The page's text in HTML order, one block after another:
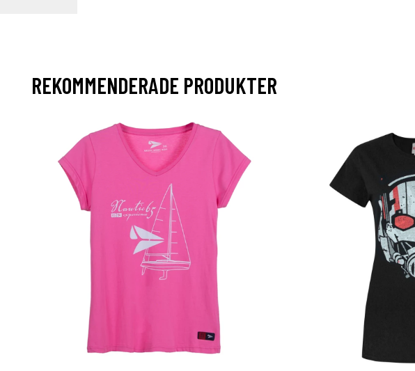
REKOMMENDERADE PRODUKTER